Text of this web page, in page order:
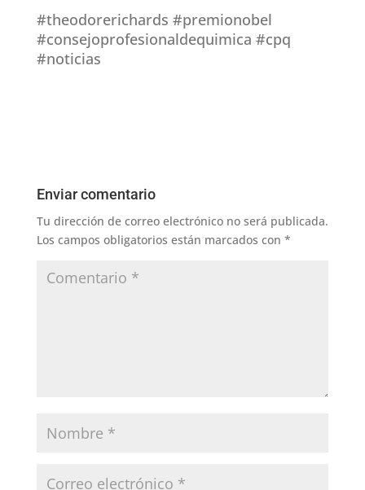
#theodorerichards #premionobel
#consejoprofesionaldequimica #cpq
#noticias
Enviar comentario
Tu dirección de correo electrónico no será publicada.
Los campos obligatorios están marcados con *